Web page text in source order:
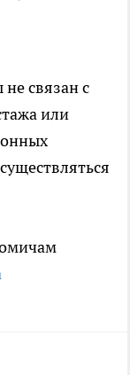
связан с
или